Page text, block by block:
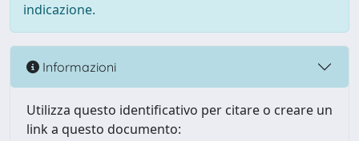
indicazione.
Informazioni
Utilizza questo identificativo per citare o creare un
link a questo documento: